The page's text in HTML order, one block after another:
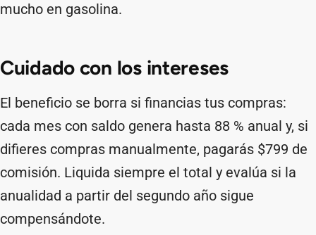
mucho en gasolina.
Cuidado con los intereses
El beneficio se borra si financias tus compras:
cada mes con saldo genera hasta 88 % anual y, si
difieres compras manualmente, pagarás $799 de
comisión. Liquida siempre el total y evalúa si la
anualidad a partir del segundo año sigue
compensándote.